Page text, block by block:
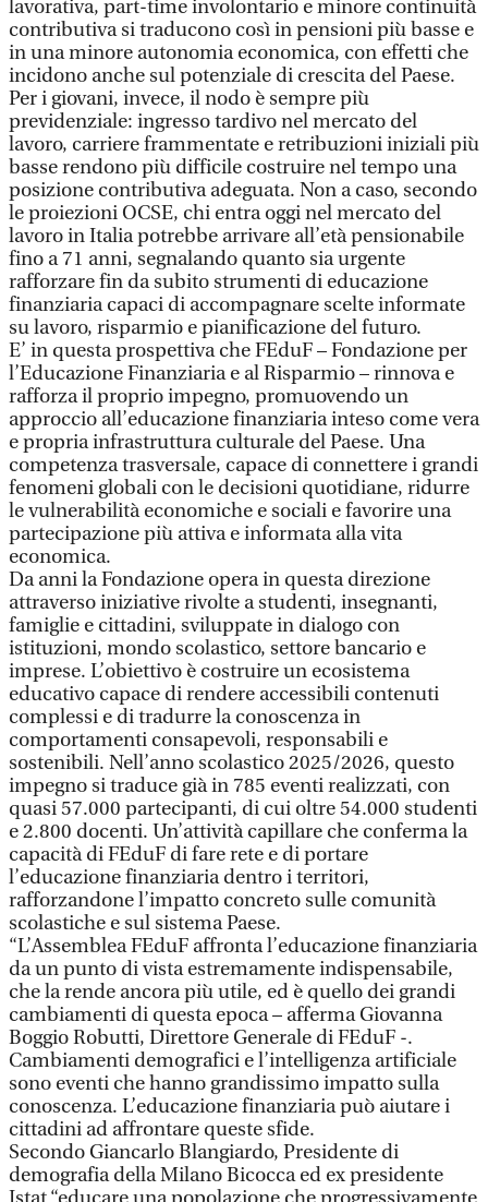
lavorativa, part-time involontario e minore continuità
contributiva si traducono così in pensioni più basse e
in una minore autonomia economica, con effetti che
incidono anche sul potenziale di crescita del Paese.
Per i giovani, invece, il nodo è sempre più
previdenziale: ingresso tardivo nel mercato del
lavoro, carriere frammentate e retribuzioni iniziali più
basse rendono più difficile costruire nel tempo una
posizione contributiva adeguata. Non a caso, secondo
le proiezioni OCSE, chi entra oggi nel mercato del
lavoro in Italia potrebbe arrivare all’età pensionabile
fino a 71 anni, segnalando quanto sia urgente
rafforzare fin da subito strumenti di educazione
finanziaria capaci di accompagnare scelte informate
su lavoro, risparmio e pianificazione del futuro.
E’ in questa prospettiva che FEduF – Fondazione per
l’Educazione Finanziaria e al Risparmio – rinnova e
rafforza il proprio impegno, promuovendo un
approccio all’educazione finanziaria inteso come vera
e propria infrastruttura culturale del Paese. Una
competenza trasversale, capace di connettere i grandi
fenomeni globali con le decisioni quotidiane, ridurre
le vulnerabilità economiche e sociali e favorire una
partecipazione più attiva e informata alla vita
economica.
Da anni la Fondazione opera in questa direzione
attraverso iniziative rivolte a studenti, insegnanti,
famiglie e cittadini, sviluppate in dialogo con
istituzioni, mondo scolastico, settore bancario e
imprese. L’obiettivo è costruire un ecosistema
educativo capace di rendere accessibili contenuti
complessi e di tradurre la conoscenza in
comportamenti consapevoli, responsabili e
sostenibili. Nell’anno scolastico 2025/2026, questo
impegno si traduce già in 785 eventi realizzati, con
quasi 57.000 partecipanti, di cui oltre 54.000 studenti
e 2.800 docenti. Un’attività capillare che conferma la
capacità di FEduF di fare rete e di portare
l’educazione finanziaria dentro i territori,
rafforzandone l’impatto concreto sulle comunità
scolastiche e sul sistema Paese.
“L’Assemblea FEduF affronta l’educazione finanziaria
da un punto di vista estremamente indispensabile,
che la rende ancora più utile, ed è quello dei grandi
cambiamenti di questa epoca – afferma Giovanna
Boggio Robutti, Direttore Generale di FEduF -.
Cambiamenti demografici e l’intelligenza artificiale
sono eventi che hanno grandissimo impatto sulla
conoscenza. L’educazione finanziaria può aiutare i
cittadini ad affrontare queste sfide.
Secondo Giancarlo Blangiardo, Presidente di
demografia della Milano Bicocca ed ex presidente